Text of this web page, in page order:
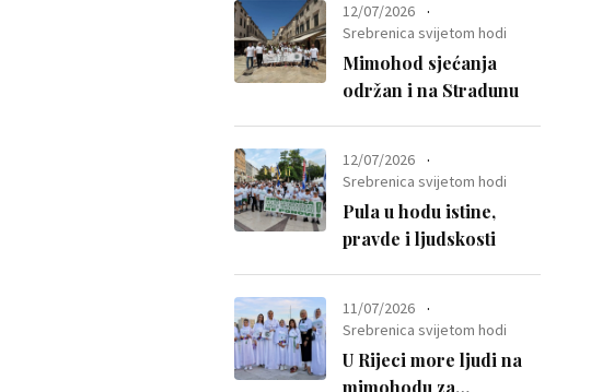
12/07/2026
Srebrenica svijetom hodi
Mimohod sjećanja
održan i na Stradunu
12/07/2026
Srebrenica svijetom hodi
Pula u hodu istine,
pravde i ljudskosti
11/07/2026
Srebrenica svijetom hodi
U Rijeci more ljudi na
mimohodu za